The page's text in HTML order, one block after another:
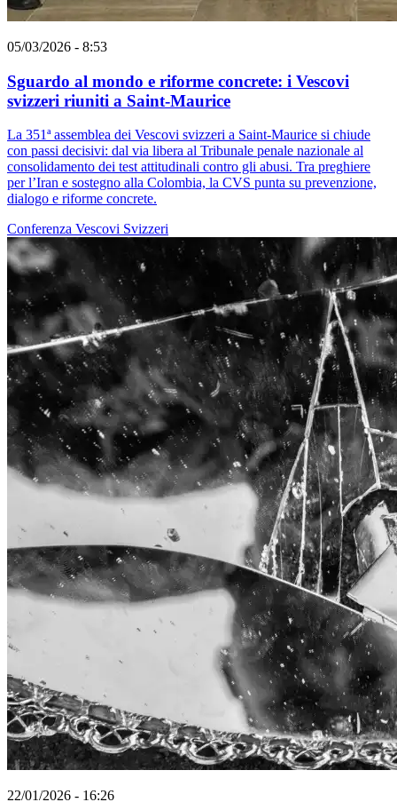
05/03/2026 - 8:53
Sguardo al mondo e riforme concrete: i Vescovi
svizzeri riuniti a Saint-Maurice
La 351ª assemblea dei Vescovi svizzeri a Saint-Maurice si chiude
con passi decisivi: dal via libera al Tribunale penale nazionale al
consolidamento dei test attitudinali contro gli abusi. Tra preghiere
per l’Iran e sostegno alla Colombia, la CVS punta su prevenzione,
dialogo e riforme concrete.
Conferenza Vescovi Svizzeri
22/01/2026 - 16:26